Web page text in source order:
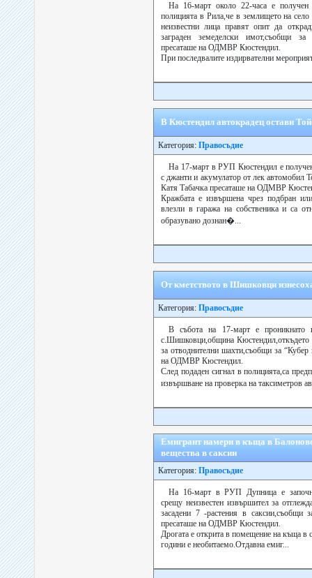
На 16-март около 22-часа е получен
полицията в Рила,че в землището на
неизвестни лица правят опит да
заграден земеделски имот,съобщи за
пресаташе на ОДМВР Кюстендил.
При последвалите издирвателни
В Кюстендил автокрадец остави
Категория: Правосъдие
На 17-март в РУП Кюстендил е
с джанти и акумулатор от лек автомобил
Катя Табачка пресаташе на ОДМВР
Кражбата е извършена чрез подбран
влезли в гаража на собственика и са
образувано дознан�...
От кметството в Шишковци
Категория: Правосъдие
В събота на 17-март е проникнато
с.Шишковци,община Кюстендил,откъдето
за отводнителни шахти,съобщи за “Кубер
на ОДМВР Кюстендил.
След подаден сигнал в полицията,са
извършване на проверка на таксиметров
Емигрант намери в къща в
вещества в саксии
Категория: Правосъдие
На 16-март в РУП Дупница е
срещу неизвестен извършител за
засадени 7 -растения в саксии,съобщи
пресаташе на ОДМВР Кюстендил.
Дрогата е открита в помещение на къща
години е необитаемо.Отдавна емиг...